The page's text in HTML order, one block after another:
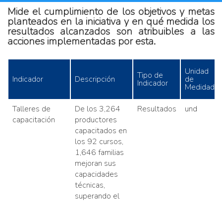
Mide el cumplimiento de los objetivos y metas
planteados en la iniciativa y en qué medida los
resultados alcanzados son atribuibles a las
acciones implementadas por esta.
Indicador Descripción Tipo de
Indicador
Unidad
de
Medidad
Talleres de
capacitación
De los 3,264
productores
capacitados en
los 92 cursos,
1,646 familias
mejoran sus
capacidades
técnicas,
superando el
Resultados und